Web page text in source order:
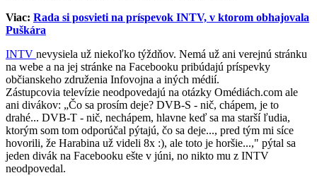
Viac: Rada si posvieti na príspevok INTV, v ktorom obhajovala
Puškára
INTV nevysiela už niekoľko týždňov. Nemá už ani verejnú stránku
na webe a na jej stránke na Facebooku pribúdajú príspevky
občianskeho združenia Infovojna a iných médií.
Zástupcovia televízie neodpovedajú na otázky Omédiách.com ale
ani divákov: „Čo sa prosím deje? DVB-S - nič, chápem, je to
drahé... DVB-T - nič, nechápem, hlavne keď sa ma starší ľudia,
ktorým som tom odporúčal pýtajú, čo sa deje..., pred tým mi síce
hovorili, že Harabina už videli 8x :), ale toto je horšie...," pýtal sa
jeden divák na Facebooku ešte v júni, no nikto mu z INTV
neodpovedal.